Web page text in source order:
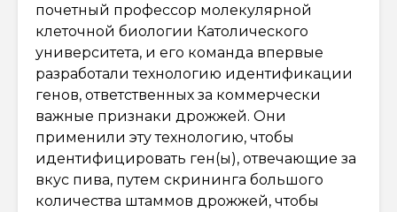
почетный профессор молекулярной
клеточной биологии Католического
университета, и его команда впервые
разработали технологию идентификации
генов, ответственных за коммерчески
важные признаки дрожжей. Они
применили эту технологию, чтобы
идентифицировать ген(ы), отвечающие за
вкус пива, путем скрининга большого
количества штаммов дрожжей, чтобы